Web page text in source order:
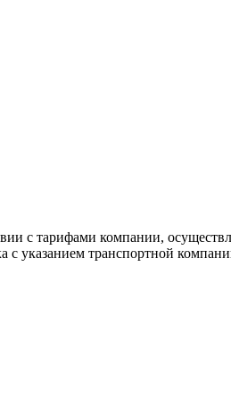
с тарифами компании,
с указанием транспортной